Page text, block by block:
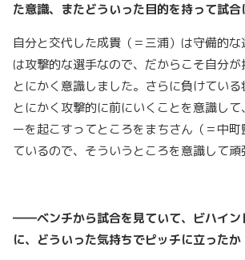
た意識、またどういった目的を持って試
自分と交代した成貴（＝三浦）は守備的
は攻撃的な選手なので、だからこそ自分が
とにかく意識しました。さらに負けている
とにかく攻撃的に前にいくことを意識し
ーを起こすってところをまちさん（＝中
ているので、そういうところを意識して頑
――ベンチから試合を見ていて、ビハイン
に、どういった気持ちでピッチに立ったか